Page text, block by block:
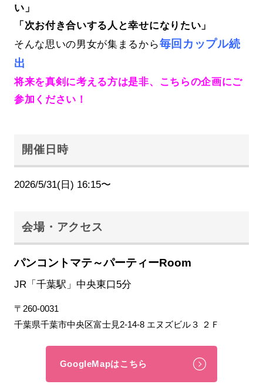
い」
「次お付き合いする人と幸せになりたい」
そんな思いの男女が集まるから毎回カップル続
出
将来を真剣に考える方は是非、こちらの企画にご
参加ください！
開催日時
2026/5/31(日) 16:15〜
会場・アクセス
パンコントマテ～パーティーRoom
JR「千葉駅」中央東口5分
〒260-0031
千葉県千葉市中央区富士見2-14-8 エヌズビル３ ２Ｆ
GoogleMapはこちら